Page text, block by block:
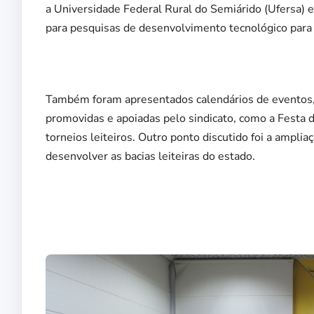
a Universidade Federal Rural do Semiárido (Ufersa)
para pesquisas de desenvolvimento tecnológico
Também foram apresentados calendários de
promovidas e apoiadas pelo sindicato, como a
torneios leiteiros. Outro ponto discutido foi a
desenvolver as bacias leiteiras do estado.